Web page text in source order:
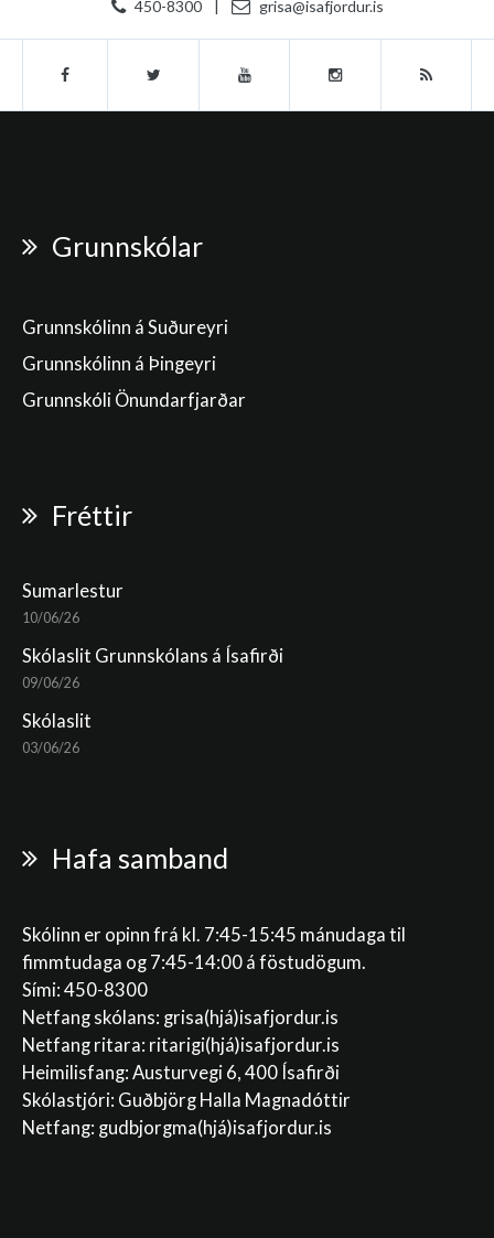
450-8300 | grisa@isafjordur.is
Grunnskólar
Grunnskólinn á Suðureyri
Grunnskólinn á Þingeyri
Grunnskóli Önundarfjarðar
Fréttir
Sumarlestur
10/06/26
Skólaslit Grunnskólans á Ísafirði
09/06/26
Skólaslit
03/06/26
Hafa samband
Skólinn er opinn frá kl. 7:45-15:45 mánudaga til
fimmtudaga og 7:45-14:00 á föstudögum.
Sími: 450-8300
Netfang skólans: grisa(hjá)isafjordur.is
Netfang ritara: ritarigi(hjá)isafjordur.is
Heimilisfang: Austurvegi 6, 400 Ísafirði
Skólastjóri: Guðbjörg Halla Magnadóttir
Netfang: gudbjorgma(hjá)isafjordur.is